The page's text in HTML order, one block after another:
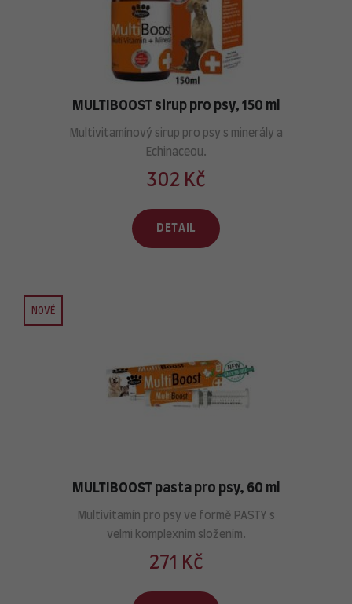
MULTIBOOST sirup pro psy, 150 ml
Multivitamínový sirup pro psy s minerály a
Echinaceou.
302 Kč
DETAIL
NOVÉ
MULTIBOOST pasta pro psy, 60 ml
Multivitamín pro psy ve formě PASTY s
velmi komplexním složením.
271 Kč